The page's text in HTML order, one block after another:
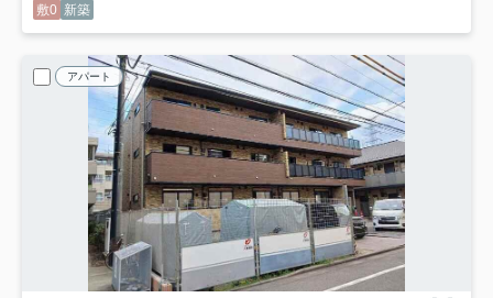
敷0 新築
アパート